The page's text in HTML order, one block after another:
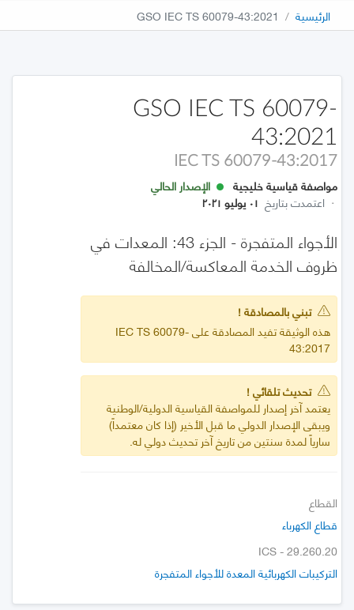
الرئيسية GSO IEC TS 60079-43:2021
GSO IEC TS 60079-
43:2021
IEC TS 60079-43:2017
مواصفة قياسية خليجية
الإصدار الحالي
· اعتمدت بتاريخ ٠١ يوليو ٢٠٢١
الأجواء المتفجرة - الجزء 43: المعدات في
ظروف الخدمة المعاكسة/المخالفة
تبني بالمصادقة !
هذه الوثيقة تفيد المصادقة على IEC TS 60079-
43:2017
تحديث تلقائي !
يعتمد آخر إصدار للمواصفة القياسية الدولية/الوطنية
ويبقى الإصدار الدولي ما قبل الأخير (إذا كان معتمداً)
سارياً لمدة سنتين من تاريخ آخر تحديث دولي له.
القطاع
قطاع الكهرباء
ICS - 29.260.20
التركيبات الكهربائية المعدة للأجواء المتفجرة